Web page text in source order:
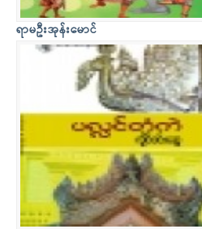
ရာမဦးအုန်းမောင်